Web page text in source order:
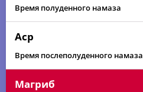
Время полуденного намаза
Аср
Время послеполуденного намаза
Магриб